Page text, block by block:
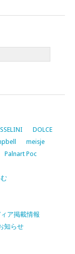
DOLCE
meisje
Palnart Poc
ィア掲載情報
知らせ